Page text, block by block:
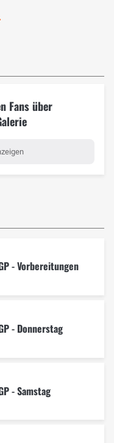
Fans über
- Vorbereitungen
- Donnerstag
- Samstag